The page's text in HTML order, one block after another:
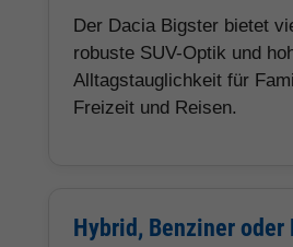
Der Dacia Bigster bietet
robuste SUV-Optik und
Alltagstauglichkeit für
Freizeit und Reisen.
Hybrid, Benziner oder